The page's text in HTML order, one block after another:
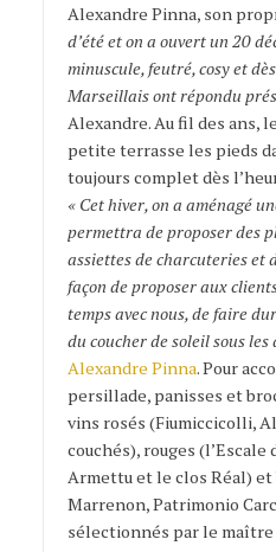
Alexandre Pinna, son
d’été et on a ouvert un 20
minuscule, feutré, cosy et
Marseillais ont répondu
Alexandre. Au fil des ans,
petite terrasse les pieds
toujours complet dès
« Cet hiver, on a aménagé
permettra de proposer des
assiettes de charcuteries et
façon de proposer aux
temps avec nous, de faire
du coucher de soleil sous
Alexandre Pinna. Pour
persillade, panisses et
vins rosés (Fiumiccicolli,
couchés), rouges (l’Escale
Armettu et le clos Réal) et
Marrenon, Patrimonio
sélectionnés par le maître